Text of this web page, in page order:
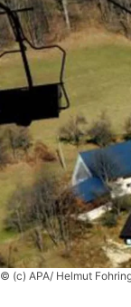
© (c) APA/ Helmut